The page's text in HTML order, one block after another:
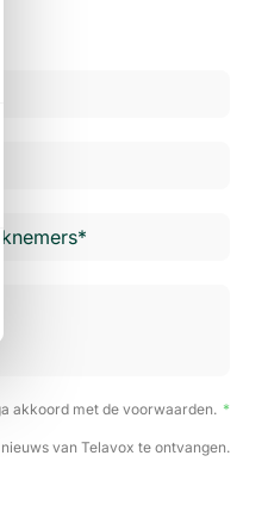
akkoord met de voorwaarden.
van Telavox te ontvangen.